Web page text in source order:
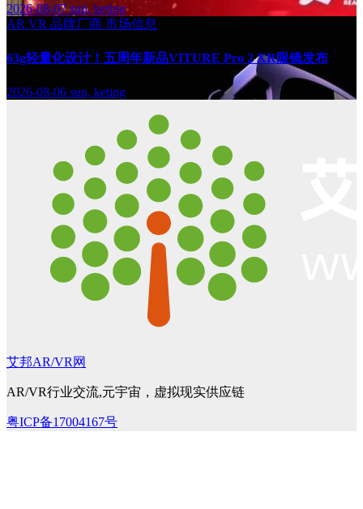
2026-08-07sun, keting
AR VR 品牌厂商 市场信息
63g轻量化设计！五周年新品VITURE Pro 2 XR眼镜发布
2026-08-06 sun, keting
艾邦AR/VR网
AR/VR行业交流,元宇宙，虚拟现实供应链
粤ICP备17004167号